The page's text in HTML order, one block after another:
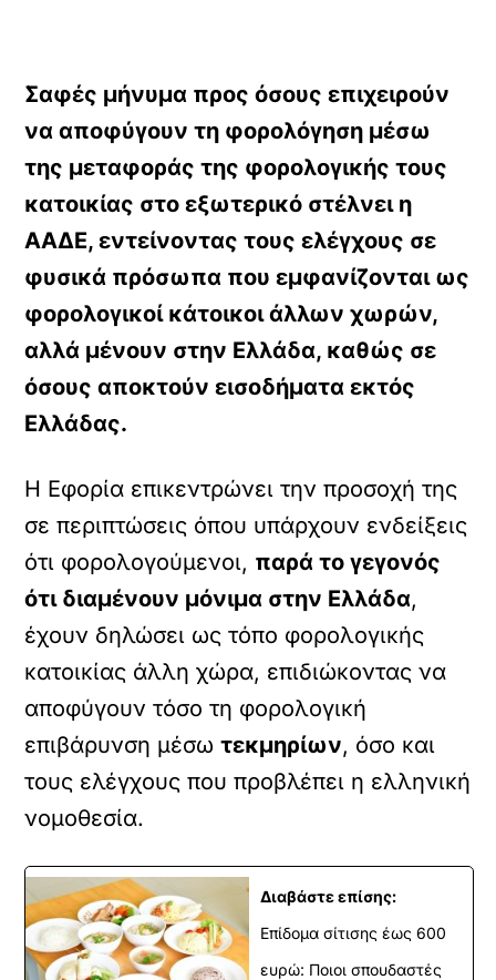
Σαφές μήνυμα προς όσους επιχειρούν
να αποφύγουν τη φορολόγηση μέσω
της μεταφοράς της φορολογικής τους
κατοικίας στο εξωτερικό στέλνει η
ΑΑΔΕ, εντείνοντας τους ελέγχους σε
φυσικά πρόσωπα που εμφανίζονται ως
φορολογικοί κάτοικοι άλλων χωρών,
αλλά μένουν στην Ελλάδα, καθώς σε
όσους αποκτούν εισοδήματα εκτός
Ελλάδας.
Η Εφορία επικεντρώνει την προσοχή της
σε περιπτώσεις όπου υπάρχουν ενδείξεις
ότι φορολογούμενοι, παρά το γεγονός
ότι διαμένουν μόνιμα στην Ελλάδα,
έχουν δηλώσει ως τόπο φορολογικής
κατοικίας άλλη χώρα, επιδιώκοντας να
αποφύγουν τόσο τη φορολογική
επιβάρυνση μέσωτεκμηρίων, όσο και
τους ελέγχους που προβλέπει η ελληνική
νομοθεσία.
Διαβάστε επίσης:
Επίδομα σίτισης έως 600
ευρώ: Ποιοι σπουδαστές